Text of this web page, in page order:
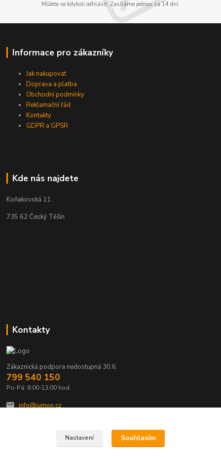
Můžete se kdykoli odhlásit. Zasíláme jednou za 14 dní.
Informace pro zákazníky
Jak nakupovat
Doprava a platba
Obchodní podmínky
Reklamační řád
Kontakty
GDPR a GPSR
Kde nás najdete
Koňakovská 11
735 62 Český Těšín
Kontakty
Zákaznická podpora nedostupná 30.6.
799 540 150
Po-Pá: 8:00-13:00 hod.
info@jumon.cz
Nastavení Souhlasím